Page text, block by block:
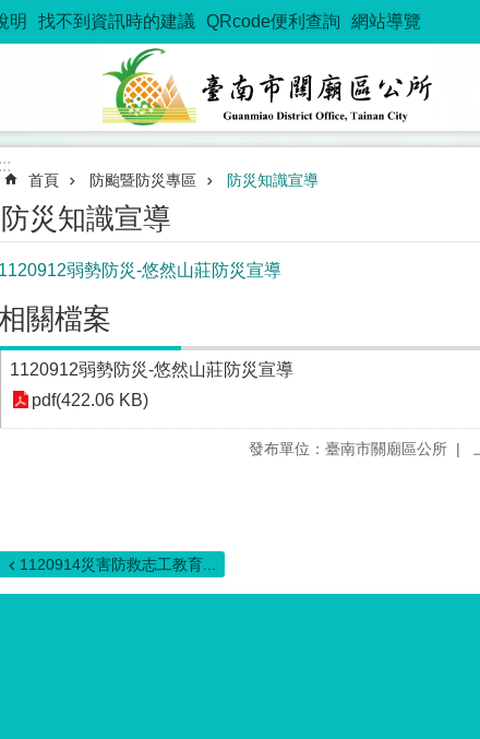
明 找不到資訊時的建議 QRcode便利查詢 網站導覽
:::
首頁 防颱暨防災專區 防災知識宣導
防災知識宣導
1120912弱勢防災-悠然山莊防災宣導
關檔案
1120912弱勢防災-悠然山莊防災宣導
pdf(422.06 KB)
發布單位：臺南市關廟區公所
1120914災害防救志工教育...